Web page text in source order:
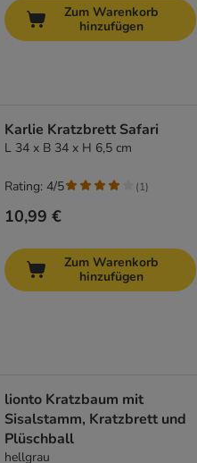
Zum Warenkorb
hinzufügen
Karlie Kratzbrett Safari
L 34 x B 34 x H 6,5 cm
10,99 €
Rating: 4/5 (1)
Zum Warenkorb
hinzufügen
lionto Kratzbaum mit
Sisalstamm, Kratzbrett und
Plüschball
hellgrau